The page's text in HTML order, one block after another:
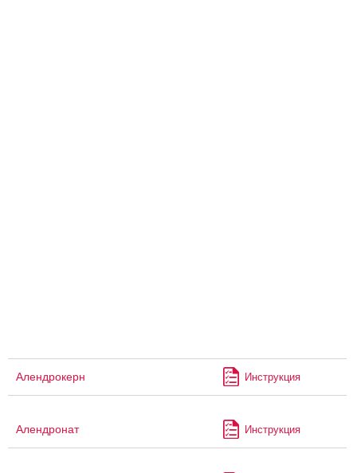
Алендрокерн Инструкция
Алендронат Инструкция